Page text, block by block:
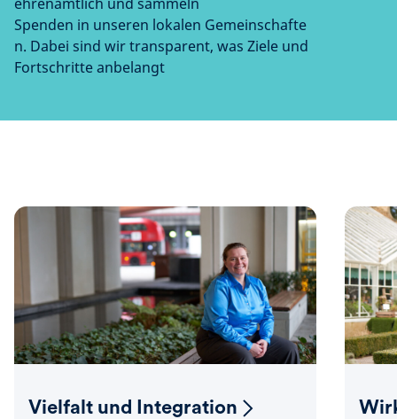
Spenden in unseren lokalen Gemeinschafte
n. Dabei sind wir transparent, was Ziele und
Fortschritte anbelangt
Vielfalt und Integration